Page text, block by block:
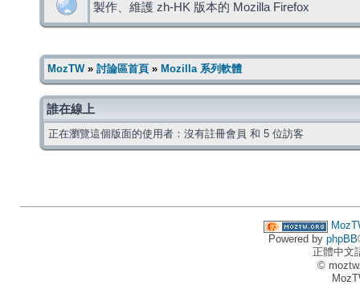
製作、維護 zh-HK 版本的 Mozilla Firefox
MozTW» 討論區首頁 » Mozilla 系列軟體
誰在線上
正在瀏覽這個版面的使用者：沒有註冊會員 和 5 位訪客
Powered by phpBB
正體中文
©